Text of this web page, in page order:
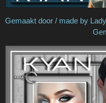
Gemaakt door /
Gemaakt door /